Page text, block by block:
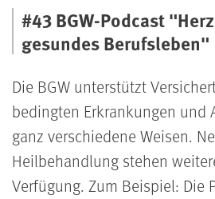
#43 BGW-Podcast
gesundes Berufsleben"
Die BGW unterstützt
bedingten Erkrankungen und
ganz verschiedene Weisen.
Heilbehandlung stehen
Verfügung. Zum Beispiel: Die